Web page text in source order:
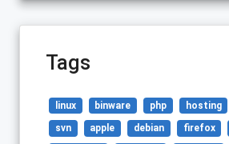
Tags
linux binware php hosting
svn apple debian firefox